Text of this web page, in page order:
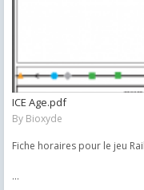
ICE Age.pdf
By Bioxyde
Fiche horaires pour le jeu
...